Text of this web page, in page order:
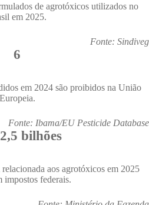
de agrotóxicos utilizados no
em 2025.
Fonte: Sindiveg
6
em 2024 são proibidos na União
Europeia.
Fonte: Ibama/EU Pesticide Database
bilhões
aos agrotóxicos em 2025
impostos federais.